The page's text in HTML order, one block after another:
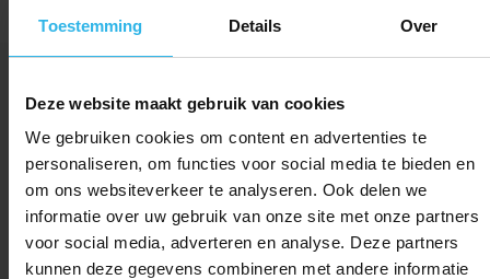
Toestemming Details Over
Deze website maakt gebruik van cookies
We gebruiken cookies om content en advertenties te
personaliseren, om functies voor social media te bieden en
om ons websiteverkeer te analyseren. Ook delen we
informatie over uw gebruik van onze site met onze partners
voor social media, adverteren en analyse. Deze partners
kunnen deze gegevens combineren met andere informatie